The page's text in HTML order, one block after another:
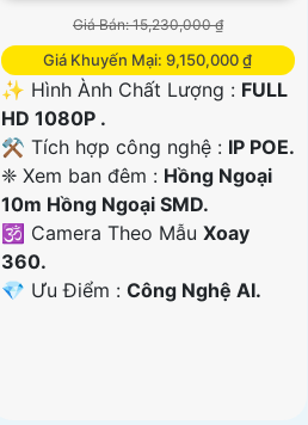
Giá Bán: 15,230,000 ₫
Giá Khuyến Mại: 9,150,000 ₫
✨ Hình Ành Chất Lượng : FULL
HD 1080P .
⚒ Tích hợp công nghệ : IP POE.
❈ Xem ban đêm : Hồng Ngoại
10m Hồng Ngoại SMD.
🕉️ Camera Theo Mẫu Xoay
360.
️💎 Ưu Điểm : Công Nghệ AI.